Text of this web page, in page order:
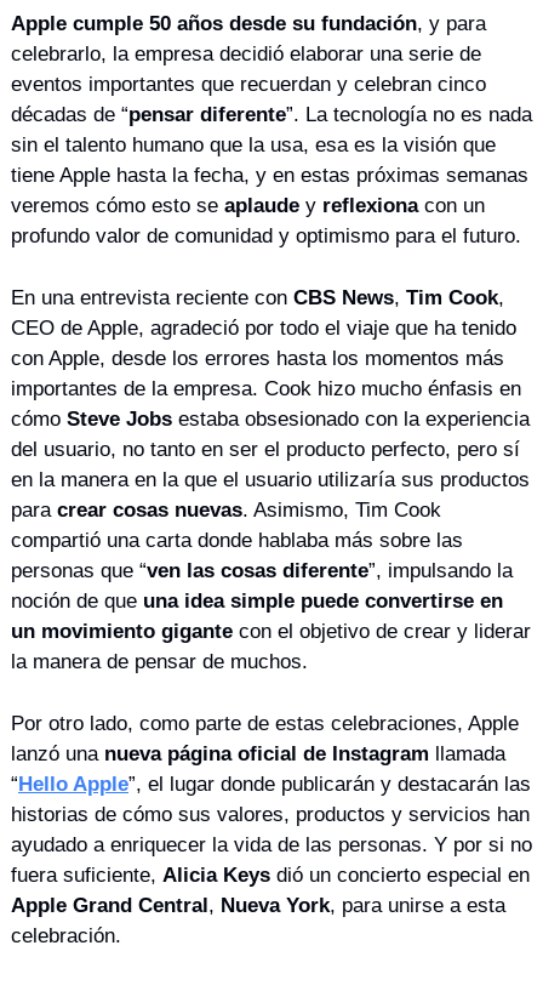
Apple cumple 50 años desde su fundación, y para
celebrarlo, la empresa decidió elaborar una serie de
eventos importantes que recuerdan y celebran cinco
décadas de “pensar diferente”. La tecnología no es nada
sin el talento humano que la usa, esa es la visión que
tiene Apple hasta la fecha, y en estas próximas semanas
veremos cómo esto se aplaude y reflexiona con un
profundo valor de comunidad y optimismo para el futuro.
En una entrevista reciente con CBS News, Tim Cook,
CEO de Apple, agradeció por todo el viaje que ha tenido
con Apple, desde los errores hasta los momentos más
importantes de la empresa. Cook hizo mucho énfasis en
cómo Steve Jobs estaba obsesionado con la experiencia
del usuario, no tanto en ser el producto perfecto, pero sí
en la manera en la que el usuario utilizaría sus productos
para crear cosas nuevas. Asimismo, Tim Cook
compartió una carta donde hablaba más sobre las
personas que “ven las cosas diferente”, impulsando la
noción de que una idea simple puede convertirse en
un movimiento gigante con el objetivo de crear y liderar
la manera de pensar de muchos.
Por otro lado, como parte de estas celebraciones, Apple
lanzó una nueva página oficial de Instagram llamada
“Hello Apple”, el lugar donde publicarán y destacarán las
historias de cómo sus valores, productos y servicios han
ayudado a enriquecer la vida de las personas. Y por si no
fuera suficiente, Alicia Keys
Apple Grand Central, Nueva York, para unirse a esta
celebración.